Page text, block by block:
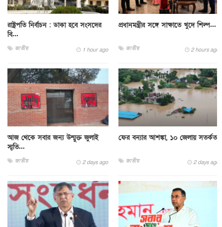
রাষ্ট্রপতি নির্বাচন : ডাকা হবে সংসদের
বি...
জাতীয় 1 hour ago
প্রধানমন্ত্রীর সঙ্গে সাক্ষাতে খুদে শিল্প...
জাতীয় 2 hours ago
আজ থেকে সবার জন্য উন্মুক্ত জুলাই
স্মৃতি...
জাতীয় 2 days ago
ফের বন্যার আশঙ্কা, ১০ জেলায় সতর্কতা
জাতীয় 2 days ago